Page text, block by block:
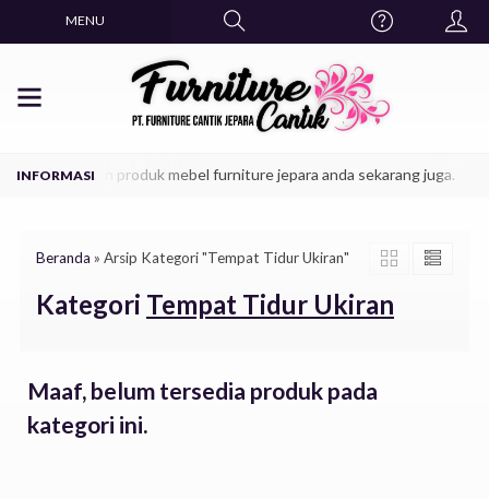
MENU
dapatkan produk mebel furniture jepara anda sekarang juga.
Beranda » Arsip Kategori "Tempat Tidur Ukiran"
Kategori Tempat Tidur Ukiran
Maaf, belum tersedia produk pada
kategori ini.